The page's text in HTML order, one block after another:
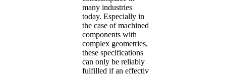
many industries
today. Especially in
the case of machined
components with
complex geometries,
these specifications
can only be reliably
fulfilled if an effectiv